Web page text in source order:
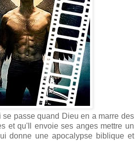
se passe quand Dieu en a marre des
et qu'Il envoie ses anges mettre un
donne une apocalypse biblique et